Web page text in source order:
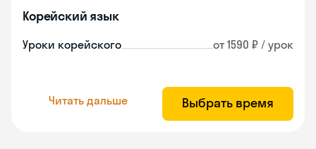
Корейский язык
Уроки корейского от 1590 ₽ / урок
Читать дальше Выбрать время